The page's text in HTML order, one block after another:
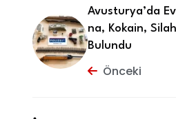
Avusturya’da
na, Kokain,
Bulundu
Önceki